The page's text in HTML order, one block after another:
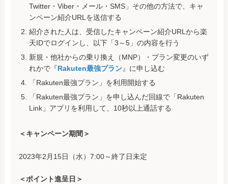
Twitter・Viber・メール・SMS」その他の方法で、キャ
ンペーン紹介URLを送信する
紹介された人は、受信したキャンペーン紹介URLから楽
天IDでログインし、以下「3～5」の内容を行う
新規・他社からの乗り換え（MNP）・プラン変更のいず
れかで『Rakuten最強プラン』に申し込む
「Rakuten最強プラン」を利用開始する
「Rakuten最強プラン」を申し込んだ回線で「Rakuten
Link」アプリを利用して、10秒以上通話する
＜キャンペーン期間＞
2023年2月15日（水）7:00～終了日未定
＜ポイント進呈日＞